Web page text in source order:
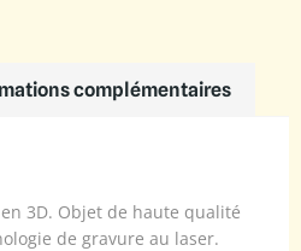
complémentaires
3D. Objet de haute qualité
de gravure au laser.